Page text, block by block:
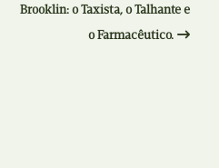
Brooklin: o Taxista, o Talhante e
o Farmacêutico.